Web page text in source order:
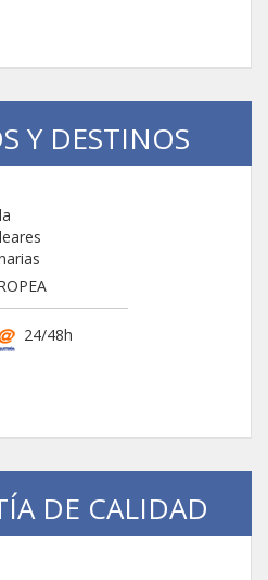
Y DESTINOS
24/48h
DE CALIDAD